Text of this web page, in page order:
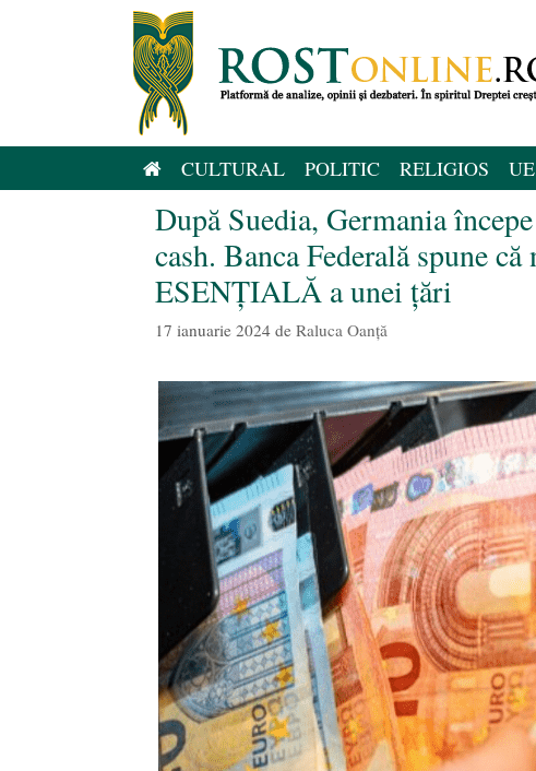
CULTURAL POLITIC RELIGIOS UE
După Suedia, Germania
cash. Banca Federală spune
ESENȚIALĂ a unei țări
17 ianuarie 2024 de Raluca Oanță